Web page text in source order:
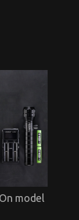
model PRO